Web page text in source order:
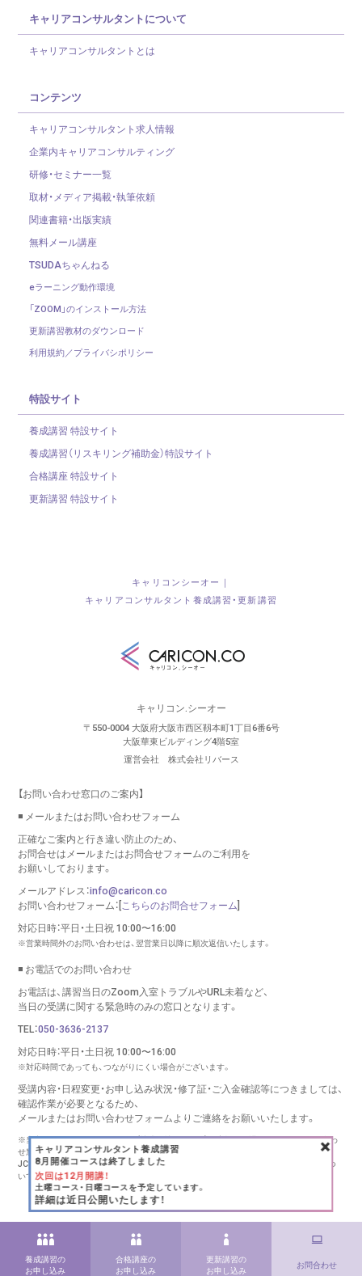
キャリアコンサルタント養成講習
8月開催コースは終了しました
次回は12月開講！
土曜コース・日曜コースを予定しています。
詳細は近日公開いたします！
×
養成講習の
お申し込み
合格講座の
お申し込み
更新講習の
お申し込み
お問合わせ
キャリアコンサルタントについて
キャリアコンサルタントとは
コンテンツ
キャリアコンサルタント求人情報
企業内キャリアコンサルティング
研修・セミナー一覧
取材・メディア掲載・執筆依頼
関連書籍・出版実績
無料メール講座
TSUDAちゃんねる
eラーニング動作環境
「ZOOM」のインストール方法
更新講習教材のダウンロード
利用規約／プライバシポリシー
特設サイト
養成講習 特設サイト
養成講習（リスキリング補助金）特設サイト
合格講座 特設サイト
更新講習 特設サイト
キャリコンシーオー｜
キャリアコンサルタント養成講習・更新講習
キャリコン.シーオー
〒550-0004 大阪府大阪市西区靱本町1丁目6番6号
大阪華東ビルディング4階5室
運営会社 株式会社リバース
【お問い合わせ窓口のご案内】
◾️ メールまたはお問い合わせフォーム
正確なご案内と行き違い防止のため、
お問合せはメールまたはお問合せフォームのご利用を
お願いしております。
メールアドレス：info@caricon.co
お問い合わせフォーム：[こちらのお問合せフォーム]
対応日時：平日・土日祝 10:00〜16:00
※営業時間外のお問い合わせは、翌営業日以降に順次返信いたします。
◾️ お電話でのお問い合わせ
お電話は、講習当日のZoom入室トラブルやURL未着など、
当日の受講に関する緊急時のみの窓口となります。
TEL：050-3636-2137
対応日時：平日・土日祝 10:00〜16:00
※対応時間であっても、つながりにくい場合がございます。
受講内容・日程変更・お申し込み状況・修了証・ご入金確認等につきましては、
確認作業が必要となるため、
メールまたはお問い合わせフォームより ご連絡をお願いいたします。
※当窓口は、キャリコンシーオー（株式会社リバース）が実施する講習に関するお問い合わ
せ窓口です。
JCDA様、キャリアコンサルタント登録センター様、その他団体様の講習・更新手続きにつ
いては、各団体様へ直接お問い合わせください。
Copyright (C) RE:BIRTH INC., All rights reserved.